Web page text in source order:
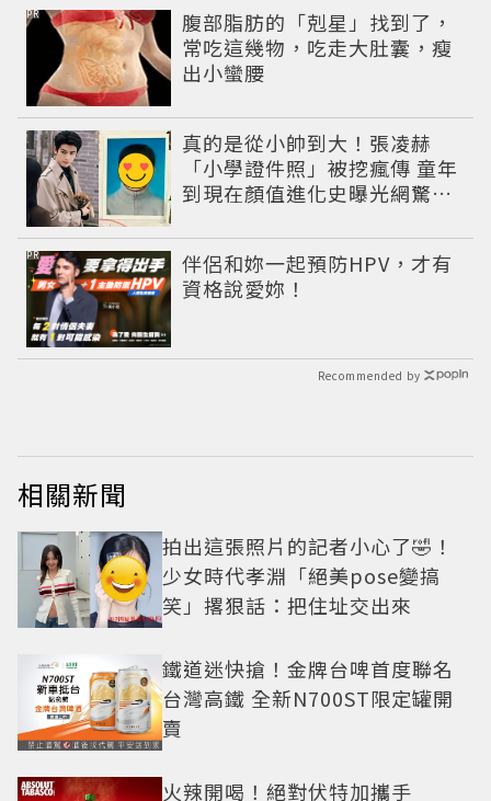
腹部脂肪的「剋星」找到了，
常吃這幾物，吃走大肚囊，瘦
出小蠻腰
PR
真的是從小帥到大！張凌赫
「小學證件照」被挖瘋傳 童年
到現在顏值進化史曝光網驚：
伴侶和妳一起預防HPV，才有
資格說愛妳！
PR
Recommended by
相關新聞
拍出這張照片的記者小心了🤣！
少女時代孝淵「絕美pose變搞
笑」撂狠話：把住址交出來
鐵道迷快搶！金牌台啤首度聯名
台灣高鐵 全新N700ST限定罐開
賣
火辣開喝！絕對伏特加攜手